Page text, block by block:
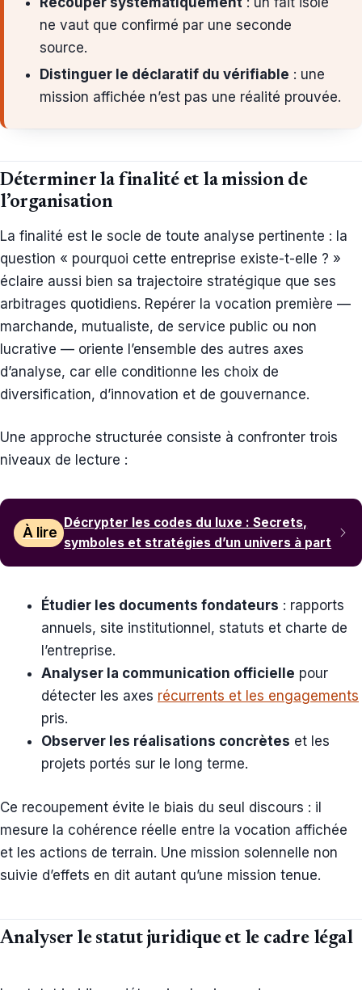
ne vaut que confirmé par une seconde
source.
Distinguer le déclaratif du vérifiable : une
mission affichée n’est pas une réalité prouvée.
Déterminer la finalité et la mission de
l’organisation
La finalité est le socle de toute analyse pertinente : la
question « pourquoi cette entreprise existe-t-elle ? »
éclaire aussi bien sa trajectoire stratégique que ses
arbitrages quotidiens. Repérer la vocation première —
marchande, mutualiste, de service public ou non
lucrative — oriente l’ensemble des autres axes
d’analyse, car elle conditionne les choix de
diversification, d’innovation et de gouvernance.
Une approche structurée consiste à confronter trois
niveaux de lecture :
À lire
Décrypter les codes du luxe : Secrets,
symboles et stratégies d’un univers à part
Étudier les documents fondateurs : rapports
annuels, site institutionnel, statuts et charte de
l’entreprise.
Analyser la communication officielle pour
détecter les axes récurrents et les engagements
pris.
Observer les réalisations concrètes et les
projets portés sur le long terme.
Ce recoupement évite le biais du seul discours : il
mesure la cohérence réelle entre la vocation affichée
et les actions de terrain. Une mission solennelle non
suivie d’effets en dit autant qu’une mission tenue.
Analyser le statut juridique et le cadre légal